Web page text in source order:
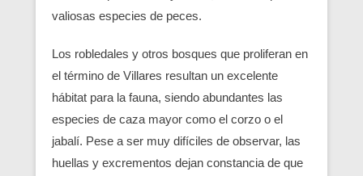
valiosas especies de peces.
Los robledales y otros bosques que proliferan en
el término de Villares resultan un excelente
hábitat para la fauna, siendo abundantes las
especies de caza mayor como el corzo o el
jabalí. Pese a ser muy difíciles de observar, las
huellas y excrementos dejan constancia de que